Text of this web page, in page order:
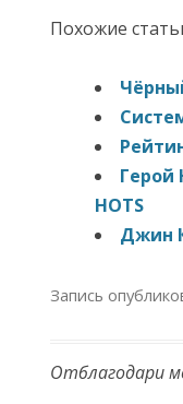
Похожие
Герой
HOTS
Джин
Запись
Отблагодари